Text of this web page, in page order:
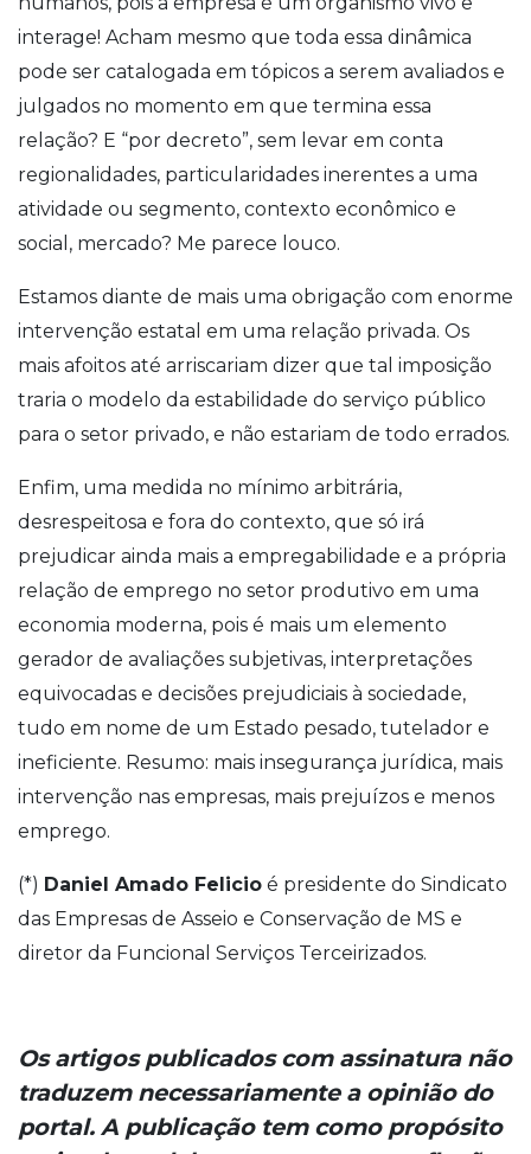
interage! Acham mesmo que toda essa dinâmica
pode ser catalogada em tópicos a serem avaliados e
julgados no momento em que termina essa
relação? E “por decreto”, sem levar em conta
regionalidades, particularidades inerentes a uma
atividade ou segmento, contexto econômico e
social, mercado? Me parece louco.
Estamos diante de mais uma obrigação com enorme
intervenção estatal em uma relação privada. Os
mais afoitos até arriscariam dizer que tal imposição
traria o modelo da estabilidade do serviço público
para o setor privado, e não estariam de todo errados.
Enfim, uma medida no mínimo arbitrária,
desrespeitosa e fora do contexto, que só irá
prejudicar ainda mais a empregabilidade e a própria
relação de emprego no setor produtivo em uma
economia moderna, pois é mais um elemento
gerador de avaliações subjetivas, interpretações
equivocadas e decisões prejudiciais à sociedade,
tudo em nome de um Estado pesado, tutelador e
ineficiente. Resumo: mais insegurança jurídica, mais
intervenção nas empresas, mais prejuízos e menos
emprego.
(*) Daniel Amado Felicio é presidente do Sindicato
das Empresas de Asseio e Conservação de MS e
diretor da Funcional Serviços Terceirizados.
Os artigos publicados com assinatura não
traduzem necessariamente a opinião do
portal. A publicação tem como propósito